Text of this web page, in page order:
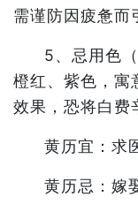
需谨防因疲惫而
5、忌用色
橙红、紫色，寓
效果，恐将白费
黄历宜：求
黄历忌：嫁